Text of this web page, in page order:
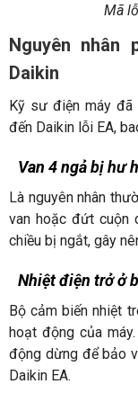
Mã
Nguyên nhân
Daikin
Kỹ sư điện máy đã
đến Daikin lỗi EA,
Van 4 ngả bị hư
Là nguyên nhân
van hoặc đứt cuộn
chiều bị ngắt, gây
Nhiệt điện trở ở
Bộ cảm biến nhiệt
hoạt động của
động dừng để bảo
Daikin EA.